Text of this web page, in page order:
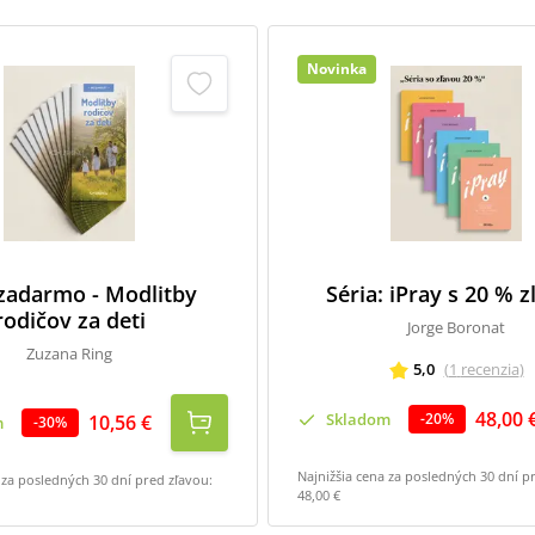
- Modlitby
za deti
Zuzana Ring
-30% 10,56 €
posledných 30 dní pred zľavou:
Novinka
Séria: iPray s 20 %
Jorge Boronat
5,0 (1 recenzia)
Skladom -20% 48,00
Najnižšia cena za posledných 30 dní
48,00 €